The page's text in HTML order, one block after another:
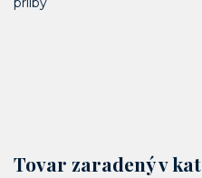
Tovar zaradený v